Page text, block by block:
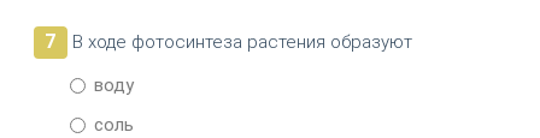
7
В ходе фотосинтеза растения образуют
воду
соль